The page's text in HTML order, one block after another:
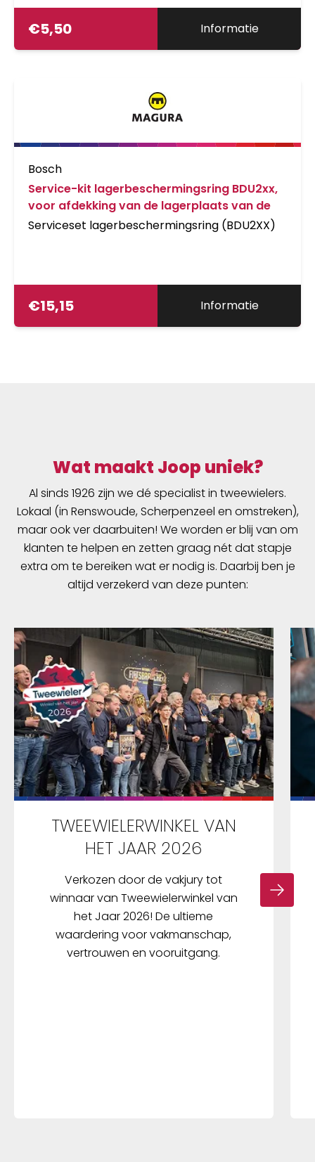
€5,50 Informatie
Bosch
Service-kit lagerbeschermingsring BDU2xx,
voor afdekking van de lagerplaats van de
Serviceset lagerbeschermingsring (BDU2XX)
€15,15 Informatie
Wat maakt Joop uniek?
Al sinds 1926 zijn we dé specialist in tweewielers.
Lokaal (in Renswoude, Scherpenzeel en omstreken),
maar ook ver daarbuiten! We worden er blij van om
klanten te helpen en zetten graag nét dat stapje
extra om te bereiken wat er nodig is. Daarbij ben je
altijd verzekerd van deze punten:
TWEEWIELERWINKEL VAN
HET JAAR 2026
Verkozen door de vakjury tot
winnaar van Tweewielerwinkel van
het Jaar 2026! De ultieme
waardering voor vakmanschap,
vertrouwen en vooruitgang.